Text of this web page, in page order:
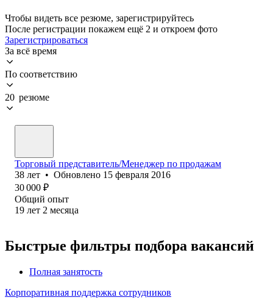
Чтобы видеть все резюме, зарегистрируйтесь
После регистрации покажем ещё 2 и откроем фото
Зарегистрироваться
За всё время
По соответствию
20 резюме
Торговый представитель/Менеджер по продажам
38 лет • Обновлено 15 февраля 2016
30 000 ₽
Общий опыт
19 лет 2 месяца
Быстрые фильтры подбора вакансий
Полная занятость
Корпоративная поддержка сотрудников